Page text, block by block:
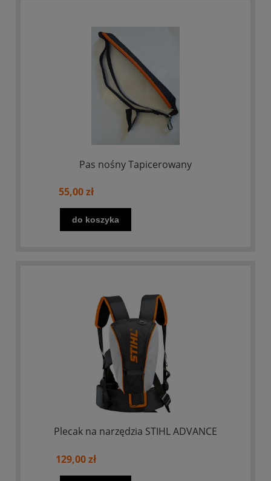
Pas nośny Tapicerowany
55,00 zł
do koszyka
Plecak na narzędzia STIHL ADVANCE
129,00 zł